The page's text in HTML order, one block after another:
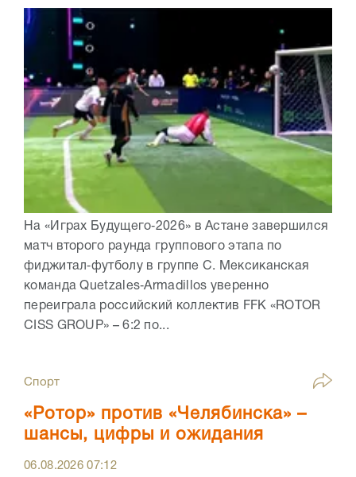
На «Играх Будущего‑2026» в Астане завершился
матч второго раунда группового этапа по
фиджитал‑футболу в группе C. Мексиканская
команда Quetzales‑Armadillos уверенно
переиграла российский коллектив FFK «ROTOR
CISS GROUP» – 6:2 по...
Спорт
«Ротор» против «Челябинска» –
шансы, цифры и ожидания
06.08.202607:12